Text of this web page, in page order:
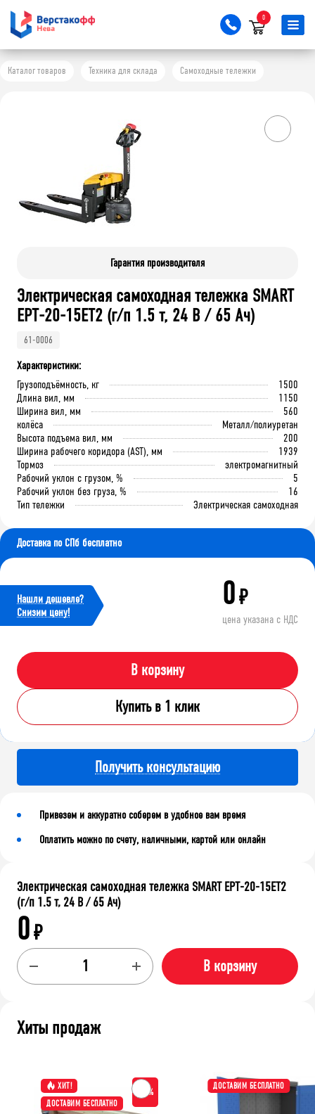
0
Каталог товаров Техника для склада Самоходные тележки
Гарантия производителя
Электрическая самоходная тележка SMART
EPT-20-15ET2 (г/п 1.5 т, 24 В / 65 Ач)
61-0006
Характеристики:
Грузоподъёмность, кг
1500
Длина вил, мм
1150
Ширина вил, мм
560
колёса
Металл/полиуретан
Высота подъема вил, мм
200
Ширина рабочего коридора (AST), мм
1939
Тормоз
электромагнитный
Рабочий уклон с грузом, %
5
Рабочий уклон без груза, %
16
Тип тележки
Электрическая самоходная
Доставка по СПб бесплатно
Нашли дешевле?
Cнизим цену!
0₽
цена указана с НДС
В корзину
Купить в 1 клик
Получить консультацию
Привезем и аккуратно соберем в удобное вам время
Оплатить можно по счету, наличными, картой или онлайн
Электрическая самоходная тележка SMART EPT-20-15ET2
(г/п 1.5 т, 24 В / 65 Ач)
0₽
В корзину
Хиты продаж
ХИТ!
ДОСТАВИМ БЕСПЛАТНО
-15%
ДОСТАВИМ БЕСПЛАТНО